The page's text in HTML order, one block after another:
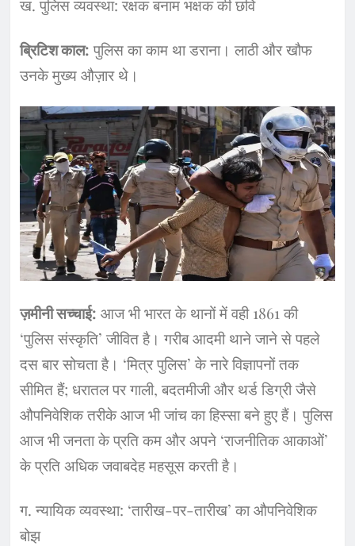
​ख. पुलिस व्यवस्था: रक्षक बनाम भक्षक की छवि
ब्रिटिश काल: पुलिस का काम था डराना। लाठी और खौफ
उनके मुख्य औज़ार थे।
ज़मीनी सच्चाई: आज भी भारत के थानों में वही 1861 की
‘पुलिस संस्कृति’ जीवित है। गरीब आदमी थाने जाने से पहले
दस बार सोचता है। ‘मित्र पुलिस’ के नारे विज्ञापनों तक
सीमित हैं; धरातल पर गाली, बदतमीजी और थर्ड डिग्री जैसे
औपनिवेशिक तरीके आज भी जांच का हिस्सा बने हुए हैं। पुलिस
आज भी जनता के प्रति कम और अपने ‘राजनीतिक आकाओं’
के प्रति अधिक जवाबदेह महसूस करती है।
​ग. न्यायिक व्यवस्था: ‘तारीख-पर-तारीख’ का औपनिवेशिक
बोझ